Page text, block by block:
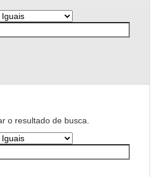
o resultado de busca.